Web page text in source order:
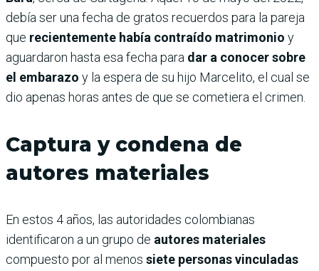
debía ser una fecha de gratos recuerdos para la pareja
que recientemente había contraído matrimonio y
aguardaron hasta esa fecha para dar a conocer sobre
el embarazo y la espera de su hijo Marcelito, el cual se
dio apenas horas antes de que se cometiera el crimen.
Captura y condena de
autores materiales
En estos 4 años, las autoridades colombianas
identificaron a un grupo de autores materiales
compuesto por al menos siete personas vinculadas